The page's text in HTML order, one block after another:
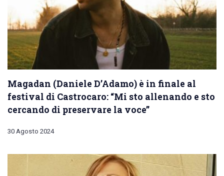
Magadan (Daniele D’Adamo) è in finale al
festival di Castrocaro: “Mi sto allenando e sto
cercando di preservare la voce”
30 Agosto 2024